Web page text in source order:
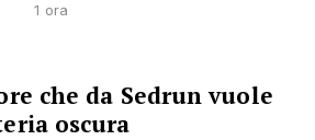
1 ora
che da Sedrun vuole
oscura